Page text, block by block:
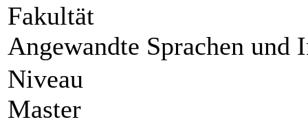
Fakultät
Angewandte Sprachen
Niveau
Master